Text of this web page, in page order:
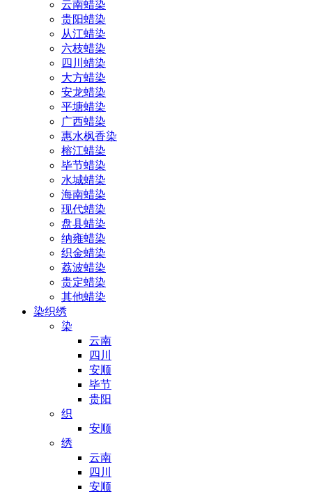
云南蜡染
贵阳蜡染
从江蜡染
六枝蜡染
四川蜡染
大方蜡染
安龙蜡染
平塘蜡染
广西蜡染
惠水枫香染
榕江蜡染
毕节蜡染
水城蜡染
海南蜡染
现代蜡染
盘县蜡染
纳雍蜡染
织金蜡染
荔波蜡染
贵定蜡染
其他蜡染
染织绣
染
云南
四川
安顺
毕节
贵阳
织
安顺
绣
云南
四川
安顺